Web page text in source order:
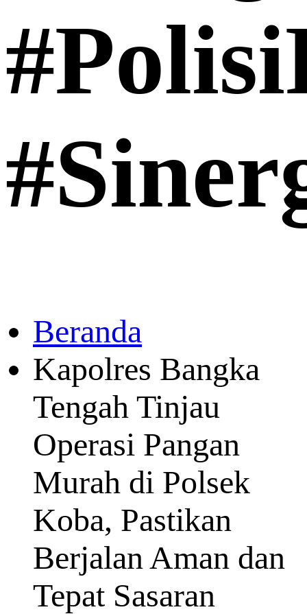
Beranda
Kapolres Bangka
Tengah Tinjau
Operasi Pangan
Murah di Polsek
Koba, Pastikan
Berjalan Aman dan
Tepat Sasaran